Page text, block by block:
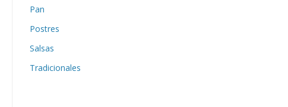
Pan
Postres
Salsas
Tradicionales